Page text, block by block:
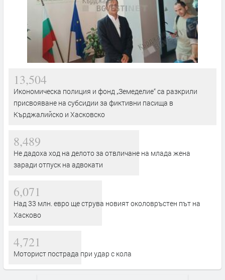
13,504
Икономическа полиция и фонд „Земеделие“ са разкрили
присвояване на субсидии за фиктивни пасища в
Кърджалийско и Хасковско
8,489
Не дадоха ход на делото за отвличане на млада жена
заради отпуск на адвокати
6,071
Над 33 млн. евро ще струва новият околовръстен път на
Хасково
4,721
Моторист пострада при удар с кола